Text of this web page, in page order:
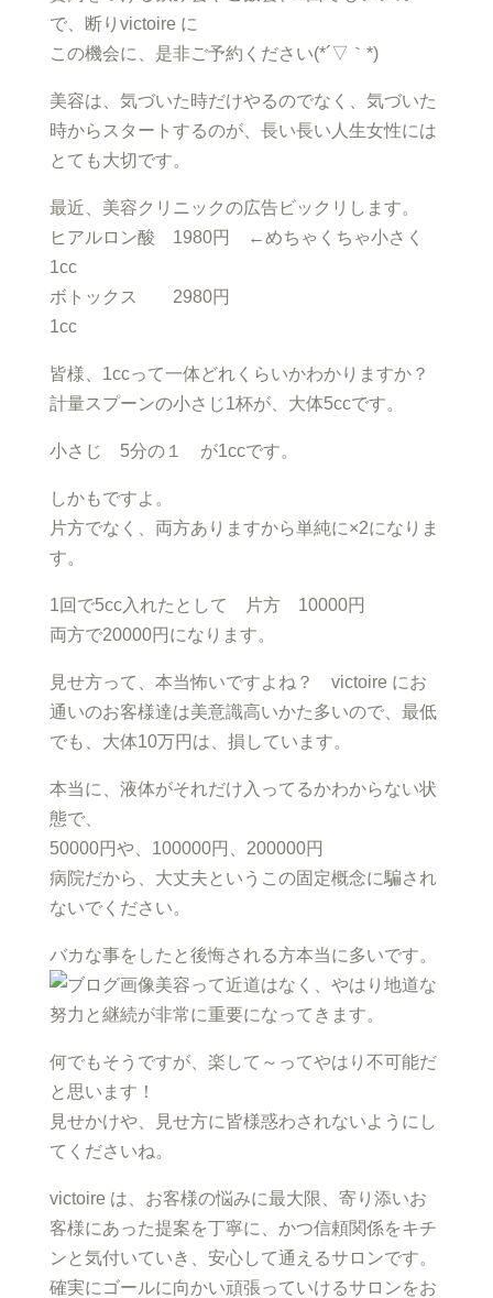
で、断りvictoire に
この機会に、是非ご予約ください(*´▽｀*)
美容は、気づいた時だけやるのでなく、気づいた
時からスタートするのが、長い長い人生女性には
とても大切です。
最近、美容クリニックの広告ビックリします。
ヒアルロン酸 1980円 ←めちゃくちゃ小さく
1cc
ボトックス 2980円
1cc
皆様、1ccって一体どれくらいかわかりますか？
計量スプーンの小さじ1杯が、大体5ccです。
小さじ 5分の１ が1ccです。
しかもですよ。
片方でなく、両方ありますから単純に×2になりま
す。
1回で5cc入れたとして 片方 10000円
両方で20000円になります。
見せ方って、本当怖いですよね？ victoire にお
通いのお客様達は美意識高いかた多いので、最低
でも、大体10万円は、損しています。
本当に、液体がそれだけ入ってるかわからない状
態で、
50000円や、100000円、200000円
病院だから、大丈夫というこの固定概念に騙され
ないでください。
バカな事をしたと後悔される方本当に多いです。
美容って近道はなく、やはり地道な
努力と継続が非常に重要になってきます。
何でもそうですが、楽して～ってやはり不可能だ
と思います！
見せかけや、見せ方に皆様惑わされないようにし
てくださいね。
victoire は、お客様の悩みに最大限、寄り添いお
客様にあった提案を丁寧に、かつ信頼関係をキチ
ンと気付いていき、安心して通えるサロンです。
確実にゴールに向かい頑張っていけるサロンをお